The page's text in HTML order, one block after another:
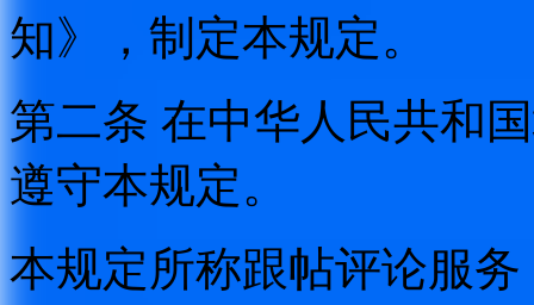
知》，制定本规定。
第二条 在中华人民共和
遵守本规定。
本规定所称跟帖评论服